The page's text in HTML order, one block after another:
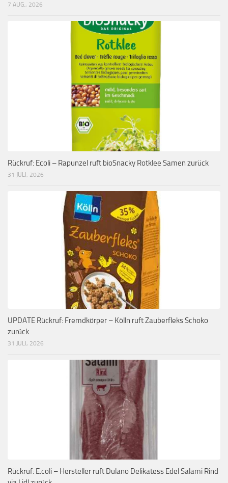
7 AUG., 2026
Rückruf: Ecoli – Rapunzel ruft bioSnacky Rotklee Samen zurück
31 JULI, 2026
UPDATE Rückruf: Fremdkörper – Kölln ruft Zauberfleks Schoko
zurück
31 JULI, 2026
Rückruf: E.coli – Hersteller ruft Dulano Delikatess Edel Salami Rind